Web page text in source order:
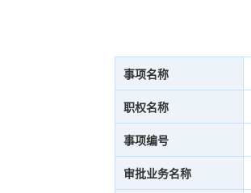
事项名称
职权名称
事项编号
审批业务名称